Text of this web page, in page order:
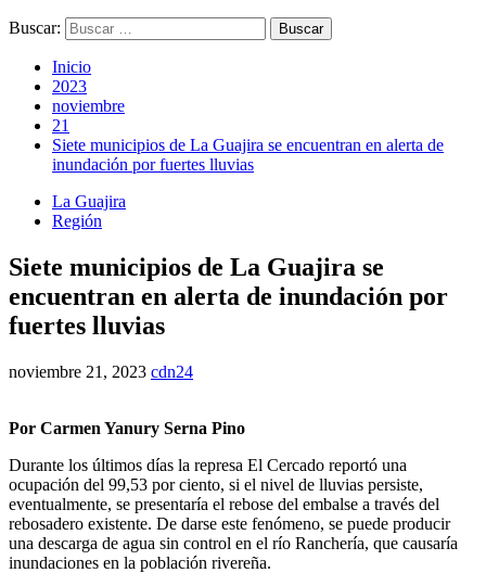
Buscar:
Inicio
2023
noviembre
21
Siete municipios de La Guajira se encuentran en alerta de
inundación por fuertes lluvias
La Guajira
Región
Siete municipios de La Guajira se
encuentran en alerta de inundación por
fuertes lluvias
noviembre 21, 2023 cdn24
Por Carmen Yanury Serna Pino
Durante los últimos días la represa El Cercado reportó una
ocupación del 99,53 por ciento, si el nivel de lluvias persiste,
eventualmente, se presentaría el rebose del embalse a través del
rebosadero existente. De darse este fenómeno, se puede producir
una descarga de agua sin control en el río Ranchería, que causaría
inundaciones en la población rivereña.